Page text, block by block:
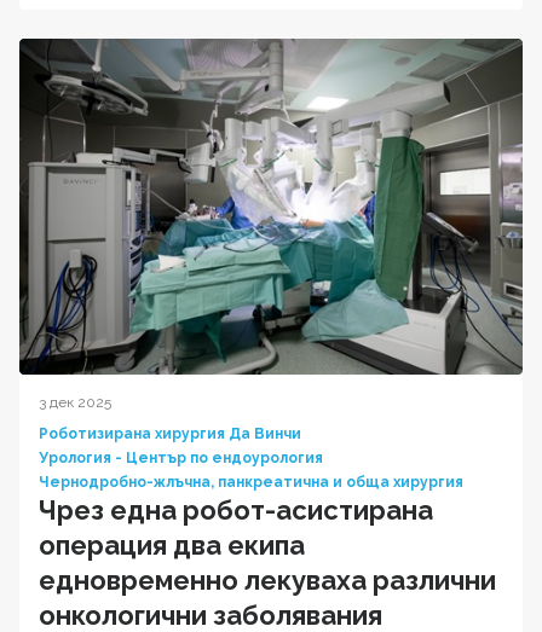
3 дек 2025
Роботизирана хирургия Да Винчи
Урология - Център по ендоурология
Чернодробно-жлъчна, панкреатична и обща хирургия
Чрез една робот-асистирана
операция два екипа
едновременно лекуваха различни
онкологични заболявания